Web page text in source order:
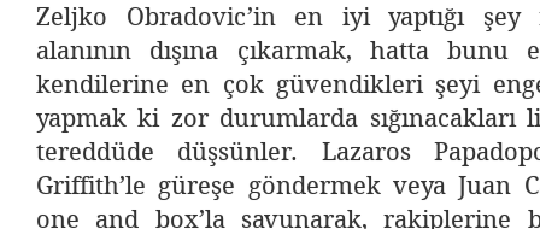
Zeljko Obradovic’in en iyi yaptığı
alanının dışına çıkarmak, hatta bunu
kendilerine en çok güvendikleri şeyi
yapmak ki zor durumlarda sığınacakları
tereddüde düşsünler. Lazaros
Griffith’le güreşe göndermek veya Juan
one and box’la savunarak, rakiplerine